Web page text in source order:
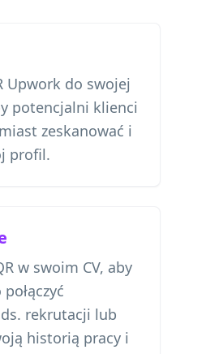
Upwork do swojej
potencjalni klienci
zeskanować i
profil.
w swoim CV, aby
rekrutacji lub
historią pracy i